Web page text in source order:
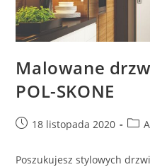
Malowane
POL-SKONE
Post18 listopada 2020
Post
Poszukujesz stylowych